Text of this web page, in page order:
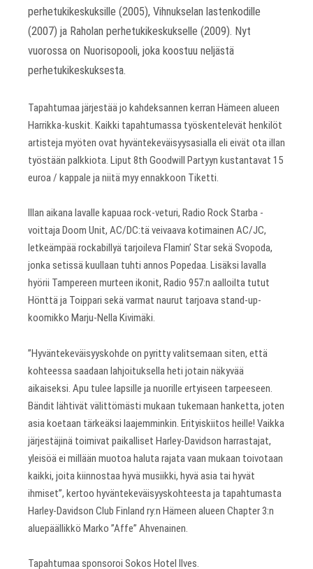
perhetukikeskuksille (2005), Vihnukselan lastenkodille
(2007) ja Raholan perhetukikeskukselle (2009). Nyt
vuorossa on Nuorisopooli, joka koostuu neljästä
perhetukikeskuksesta.
Tapahtumaa järjestää jo kahdeksannen kerran Hämeen alueen
Harrikka-kuskit. Kaikki tapahtumassa työskentelevät henkilöt
artisteja myöten ovat hyväntekeväisyysasialla eli eivät ota illan
työstään palkkiota. Liput 8th Goodwill Partyyn kustantavat 15
euroa / kappale ja niitä myy ennakkoon Tiketti.
Illan aikana lavalle kapuaa rock-veturi, Radio Rock Starba -
voittaja Doom Unit, AC/DC:tä veivaava kotimainen AC/JC,
letkeämpää rockabillyä tarjoileva Flamin’ Star sekä Svopoda,
jonka setissä kuullaan tuhti annos Popedaa. Lisäksi lavalla
hyörii Tampereen murteen ikonit, Radio 957:n aalloilta tutut
Hönttä ja Toippari sekä varmat naurut tarjoava stand-up-
koomikko Marju-Nella Kivimäki.
”Hyväntekeväisyyskohde on pyritty valitsemaan siten, että
kohteessa saadaan lahjoituksella heti jotain näkyvää
aikaiseksi. Apu tulee lapsille ja nuorille ertyiseen tarpeeseen.
Bändit lähtivät välittömästi mukaan tukemaan hanketta, joten
asia koetaan tärkeäksi laajemminkin. Erityiskiitos heille! Vaikka
järjestäjinä toimivat paikalliset Harley-Davidson harrastajat,
yleisöä ei millään muotoa haluta rajata vaan mukaan toivotaan
kaikki, joita kiinnostaa hyvä musiikki, hyvä asia tai hyvät
ihmiset”, kertoo hyväntekeväisyyskohteesta ja tapahtumasta
Harley-Davidson Club Finland ry:n Hämeen alueen Chapter 3:n
aluepäällikkö Marko ”Affe” Ahvenainen.
Tapahtumaa sponsoroi Sokos Hotel Ilves.